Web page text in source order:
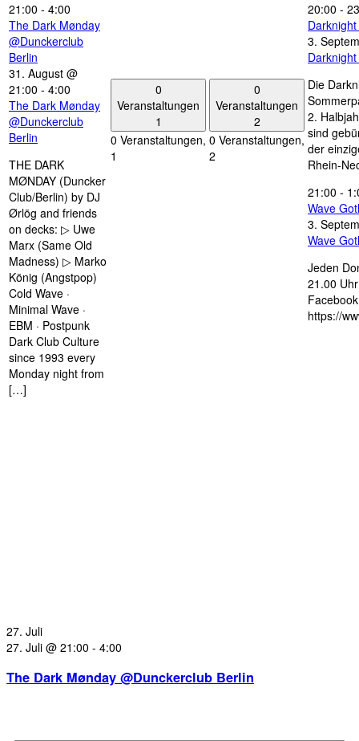
21:00 - 4:00
The Dark Mønday
@Dunckerclub
Berlin
31. August @
21:00 - 4:00
The Dark Mønday
@Dunckerclub
Berlin
THE DARK
MØNDAY (Duncker
Club/Berlin) by DJ
Ørlög and friends
on decks: ▷ Uwe
Marx (Same Old
Madness) ▷ Marko
König (Angstpop)
Cold Wave ·
Minimal Wave ·
EBM · Postpunk
Dark Club Culture
since 1993 every
Monday night from
[…]
0
Veranstaltungen
1
0 Veranstaltungen,
1
0
Veranstaltungen
2
0 Veranstaltungen,
2
20:00 -
3.
Die
2.
sind
der
Rhein-
21:00 -
Wave
3.
Wave
Jeden
21.00
https://
27. Juli
27. Juli @ 21:00 - 4:00
The Dark Mønday @Dunckerclub Berlin